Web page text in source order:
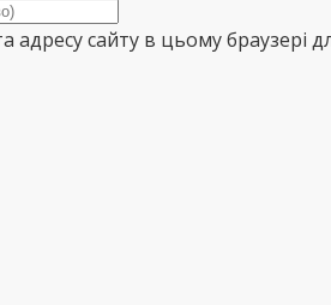
адресу сайту в цьому браузері